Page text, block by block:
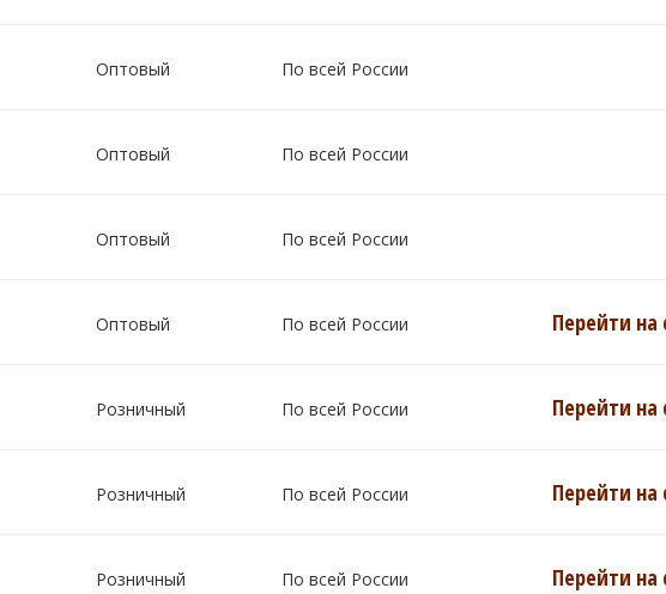
Оптовый По всей России
Оптовый По всей России
Оптовый По всей России
Оптовый По всей России Перейти на
Розничный По всей России Перейти на
Розничный По всей России Перейти на
Розничный По всей России Перейти на